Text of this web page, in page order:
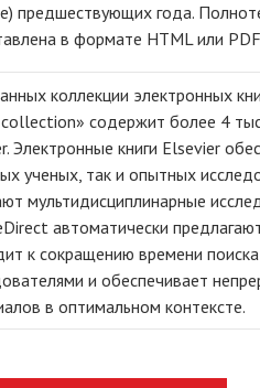
предшествующих года.
в формате HTML или PDF
коллекции электронных
содержит более 4
Электронные книги Elsevier
ученых, так и опытных
мультидисциплинарные
автоматически
к сокращению времени
и обеспечивает
в оптимальном контексте.